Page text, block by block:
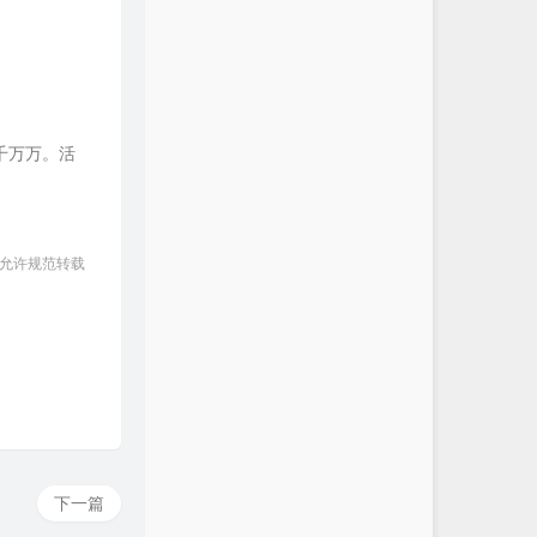
万万。活
许规范转载
下一篇